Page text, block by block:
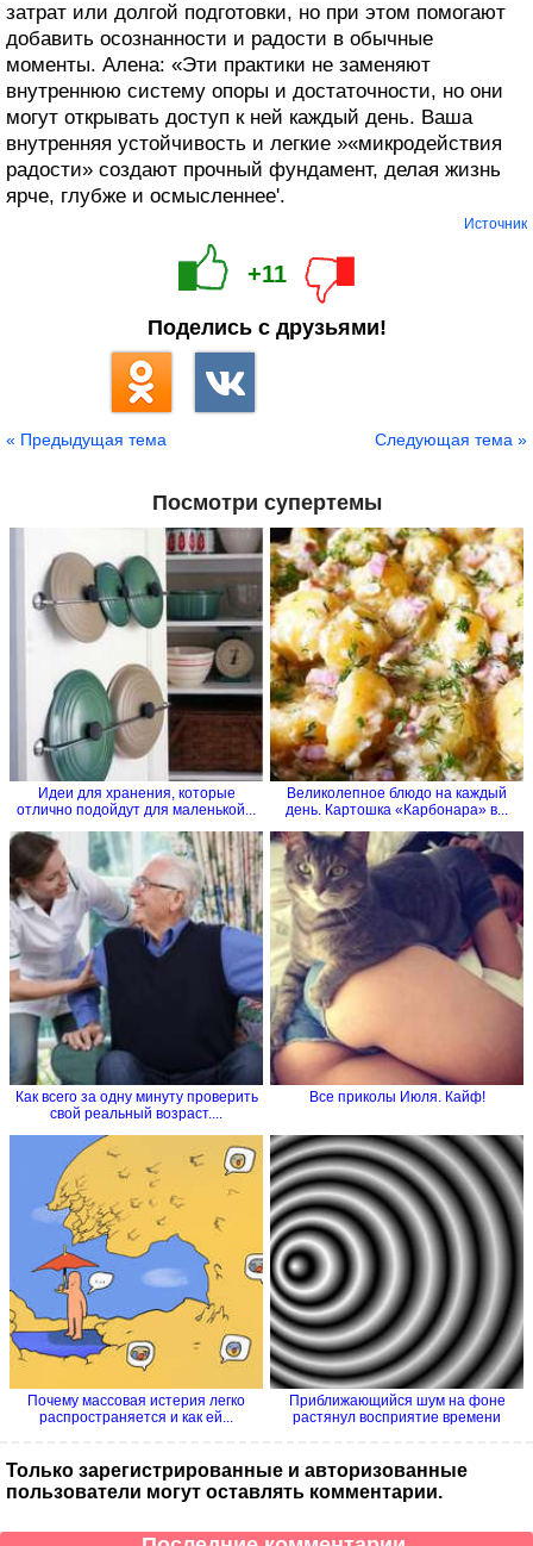
затрат или долгой подготовки, но при этом помогают
добавить осознанности и радости в обычные
моменты. Алена: «Эти практики не заменяют
внутреннюю систему опоры и достаточности, но они
могут открывать доступ к ней каждый день. Ваша
внутренняя устойчивость и легкие »«микродействия
радости» создают прочный фундамент, делая жизнь
ярче, глубже и осмысленнее'.
Источник
+11
Поделись с друзьями!
« Предыдущая тема Следующая тема »
Посмотри супертемы
Идеи для хранения, которые
отлично подойдут для маленькой...
Великолепное блюдо на каждый
день. Картошка «Карбонара» в...
Как всего за одну минуту проверить
свой реальный возраст....
Все приколы Июля. Кайф!
Почему массовая истерия легко
распространяется и как ей...
Приближающийся шум на фоне
растянул восприятие времени
Только зарегистрированные и авторизованные
пользователи могут оставлять комментарии.